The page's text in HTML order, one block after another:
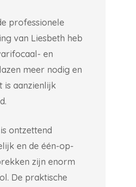
professionele
van Liesbeth heb
en
meer nodig en
is aanzienlijk
ontzettend
en de één-op-
zijn enorm
De praktische